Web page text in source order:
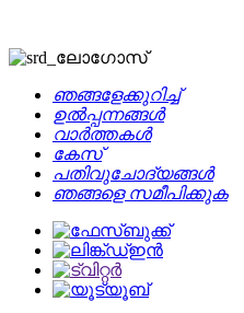
ഞങ്ങളേക്കുറിച്ച്
ഉൽപ്പന്നങ്ങൾ
വാർത്തകൾ
കേസ്
പതിവുചോദ്യങ്ങൾ
ഞങ്ങളെ സമീപിക്കുക